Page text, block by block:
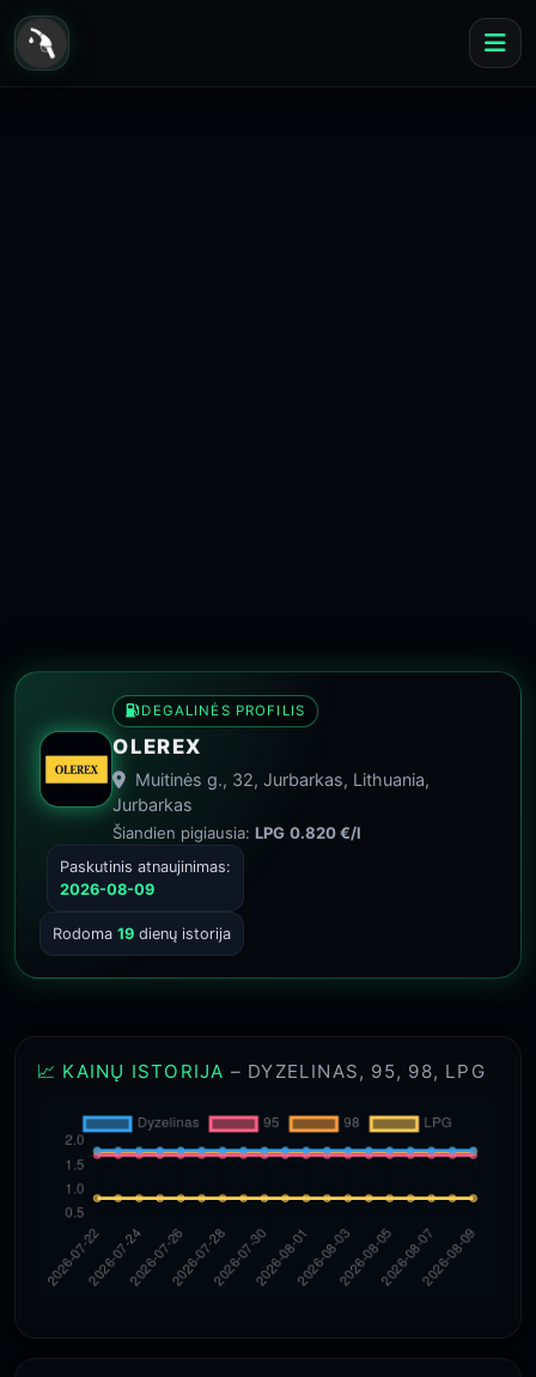
DEGALINĖS PROFILIS
OLEREX
Muitinės g., 32, Jurbarkas, Lithuania,
Jurbarkas
Šiandien pigiausia:LPG 0.820 €/l
Paskutinis atnaujinimas:
2026-08-09
Rodoma 19 dienų istorija
📈 KAINŲ ISTORIJA – DYZELINAS, 95, 98, LPG